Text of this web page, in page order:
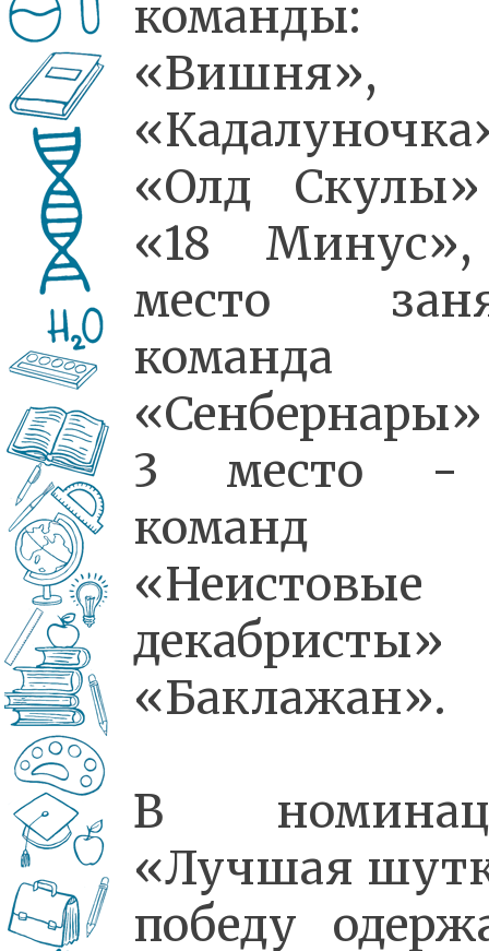
команды:
«Вишня»,
«Олд
«18
место
команда
3 место
команд
«Неистовые
«Баклажан».
В
«Лучшая
победу